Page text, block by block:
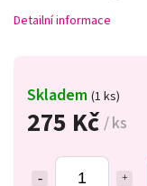
275 Kč / ks
Skladem (1 ks)
Detailní informace